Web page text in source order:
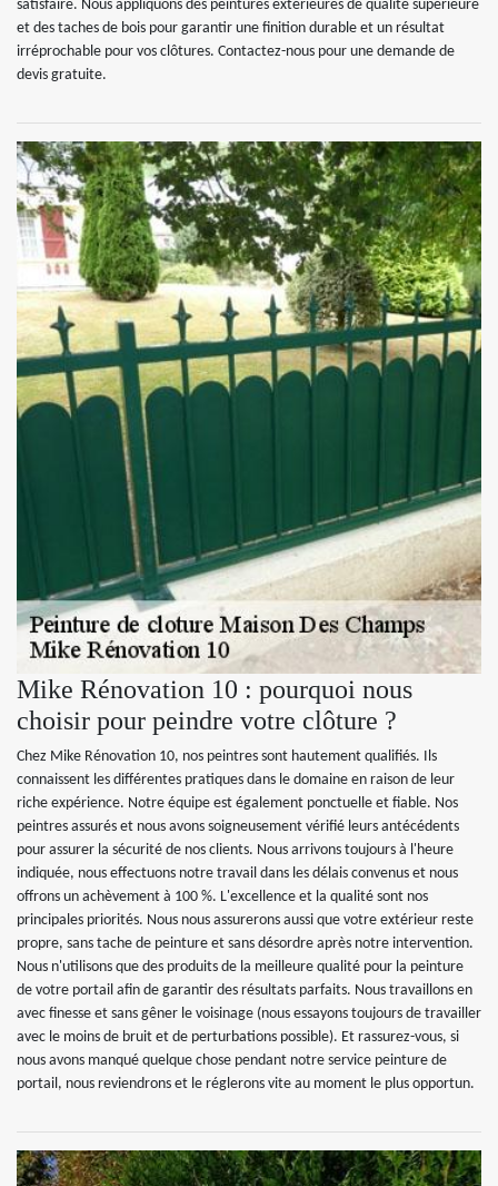
satisfaire. Nous appliquons des peintures extérieures de qualité supérieure
et des taches de bois pour garantir une finition durable et un résultat
irréprochable pour vos clôtures. Contactez-nous pour une demande de
devis gratuite.
Mike Rénovation 10 : pourquoi nous
choisir pour peindre votre clôture ?
Chez Mike Rénovation 10, nos peintres sont hautement qualifiés. Ils
connaissent les différentes pratiques dans le domaine en raison de leur
riche expérience. Notre équipe est également ponctuelle et fiable. Nos
peintres assurés et nous avons soigneusement vérifié leurs antécédents
pour assurer la sécurité de nos clients. Nous arrivons toujours à l'heure
indiquée, nous effectuons notre travail dans les délais convenus et nous
offrons un achèvement à 100 %. L'excellence et la qualité sont nos
principales priorités. Nous nous assurerons aussi que votre extérieur reste
propre, sans tache de peinture et sans désordre après notre intervention.
Nous n'utilisons que des produits de la meilleure qualité pour la peinture
de votre portail afin de garantir des résultats parfaits. Nous travaillons en
avec finesse et sans gêner le voisinage (nous essayons toujours de travailler
avec le moins de bruit et de perturbations possible). Et rassurez-vous, si
nous avons manqué quelque chose pendant notre service peinture de
portail, nous reviendrons et le réglerons vite au moment le plus opportun.